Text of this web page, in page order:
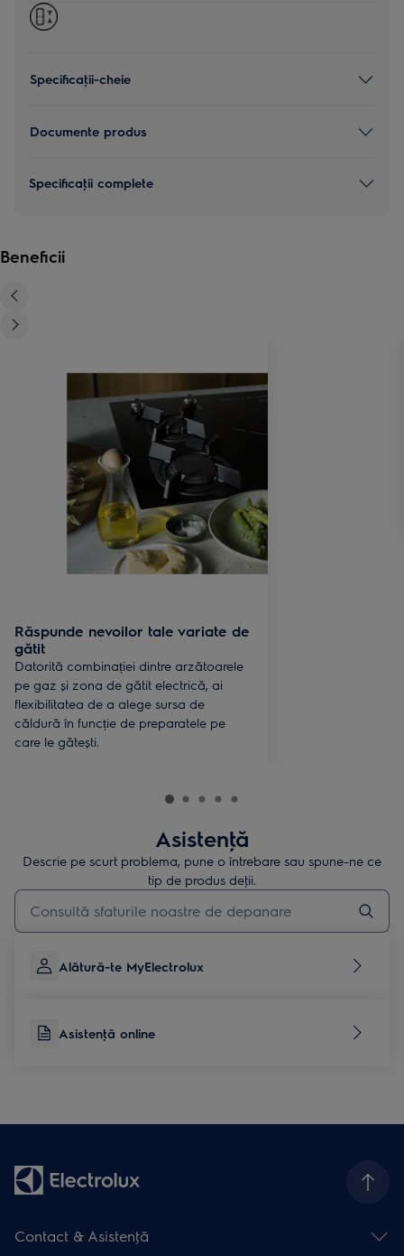
Specificaţii-cheie
Documente produs
Specificaţii complete
Beneficii
Răspunde nevoilor tale variate de
gătit
Datorită combinației dintre arzătoarele
pe gaz și zona de gătit electrică, ai
flexibilitatea de a alege sursa de
căldură în funcție de preparatele pe
care le gătești.
Asistenţă
Descrie pe scurt problema, pune o întrebare sau spune-ne ce
tip de produs deţii.
Type to search for support articles
Alătură-te MyElectrolux
Asistenţă online
Contact & Asistenţă